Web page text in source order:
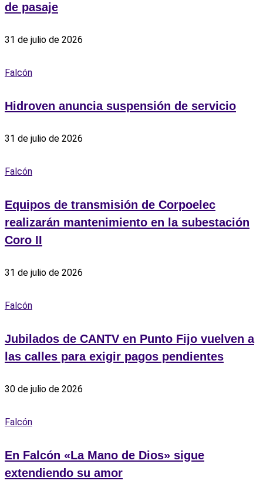
de pasaje
31 de julio de 2026
Falcón
Hidroven anuncia suspensión de servicio
31 de julio de 2026
Falcón
Equipos de transmisión de Corpoelec
realizarán mantenimiento en la subestación
Coro II
31 de julio de 2026
Falcón
Jubilados de CANTV en Punto Fijo vuelven a
las calles para exigir pagos pendientes
30 de julio de 2026
Falcón
En Falcón «La Mano de Dios» sigue
extendiendo su amor